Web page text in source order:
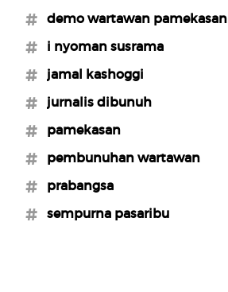
#demo wartawan pamekasan
#i nyoman susrama
#jamal kashoggi
#jurnalis dibunuh
#pamekasan
#pembunuhan wartawan
#prabangsa
#sempurna pasaribu